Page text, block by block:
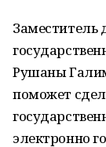
Заместитель
Рушаны
поможет
электронно